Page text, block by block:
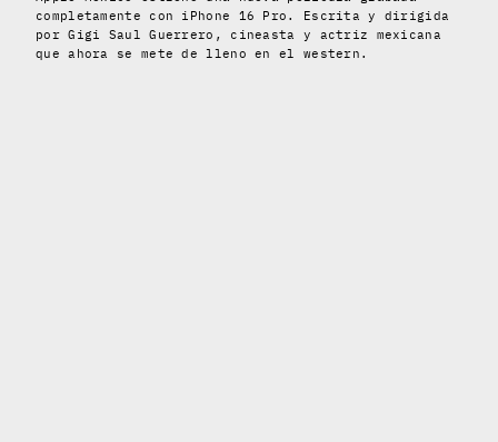
completamente con iPhone 16 Pro. Escrita y dirigida
por Gigi Saul Guerrero, cineasta y actriz mexicana
que ahora se mete de lleno en el western.